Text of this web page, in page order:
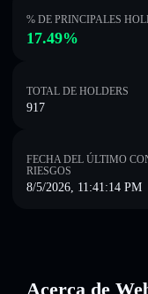
% DE PRINCIPALES
17.49%
TOTAL DE HOLDERS
917
FECHA DEL ÚLTIMO
RIESGOS
8/5/2026, 11:41:14 PM
Acerca de